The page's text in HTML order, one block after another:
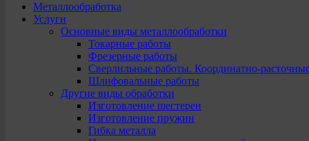
Металлообработка
Услуги
Основные виды металлообработки
Токарные работы
Фрезерные работы
Сверлильные работы. Координатно-
Шлифовальные работы
Другие виды обработки
Изготовление шестерен
Изготовление пружин
Гибка металла